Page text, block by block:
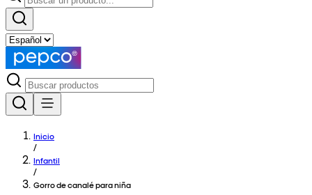
Inicio
/
Infantil
/
Gorro de canalé para niña